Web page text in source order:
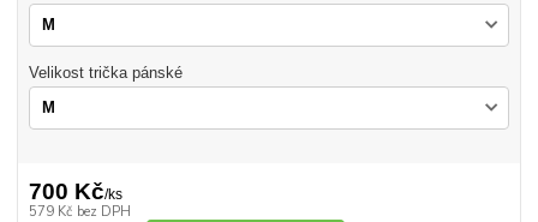
Velikost trička pánské
700 Kč/ks
579 Kč bez DPH